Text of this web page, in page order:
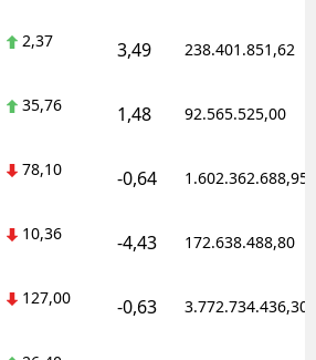
2,37 3,49 238.401.851,62
35,76 1,48 92.565.525,00
78,10 -0,64 1.602.362.688,95
10,36 -4,43 172.638.488,80
127,00 -0,63 3.772.734.436,30